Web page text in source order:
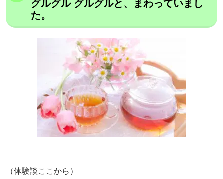
グルグル グルグルと、まわっていまし
た。
（体験談ここから）